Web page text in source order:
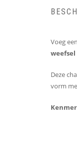
Voeg
weefsel
Deze
vorm